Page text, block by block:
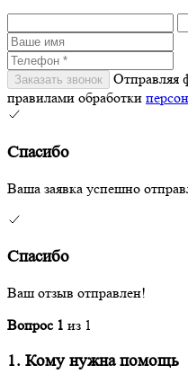
Отправляя
правилами обработки
Спасибо
Ваша заявка успешно
Спасибо
Ваш отзыв отправлен!
Вопрос 1 из 1
1. Кому нужна помощь